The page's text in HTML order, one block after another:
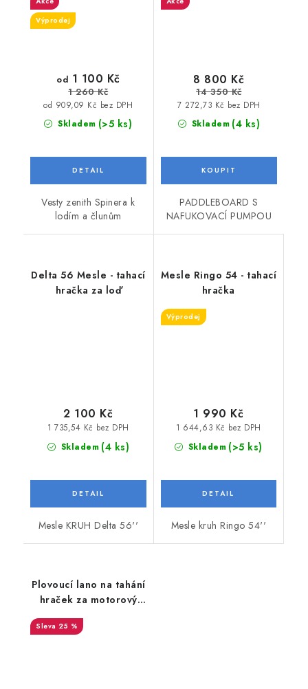
Výprodej
Skladem (>5 ks)
od 909,09 Kč bez DPH
od 1 100 Kč
1 260 Kč
Vesty zenith Spinera k
lodím a člunům
Skladem (4 ks)
7 272,73 Kč bez DPH
8 800 Kč
14 350 Kč
PADDLEBOARD S
NAFUKOVACÍ PUMPOU
Delta 56 Mesle - tahací
hračka za loď
Skladem (4 ks)
1 735,54 Kč bez DPH
2 100 Kč
Mesle KRUH Delta 56''
Mesle Ringo 54 - tahací
hračka
Výprodej
Skladem (>5 ks)
1 644,63 Kč bez DPH
1 990 Kč
Mesle kruh Ringo 54''
Plovoucí lano na tahání
hraček za motorový
25 %